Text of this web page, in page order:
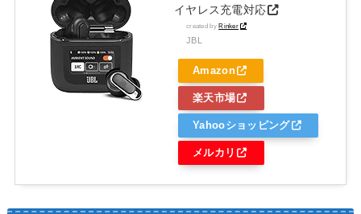
イヤレス充電対応
created byRinker
JBL
Amazon
楽天市場
Yahooショッピング
メルカリ